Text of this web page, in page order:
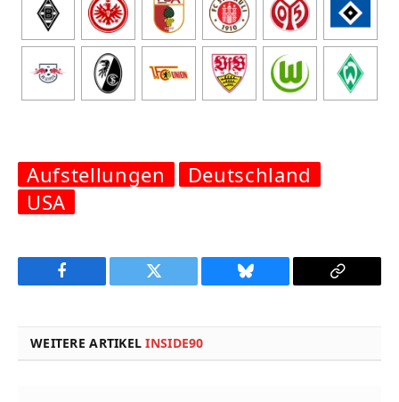
Aufstellungen
Deutschland
USA
Facebook Twitter Bluesky
Copy
WEITERE ARTIKELINSIDE90